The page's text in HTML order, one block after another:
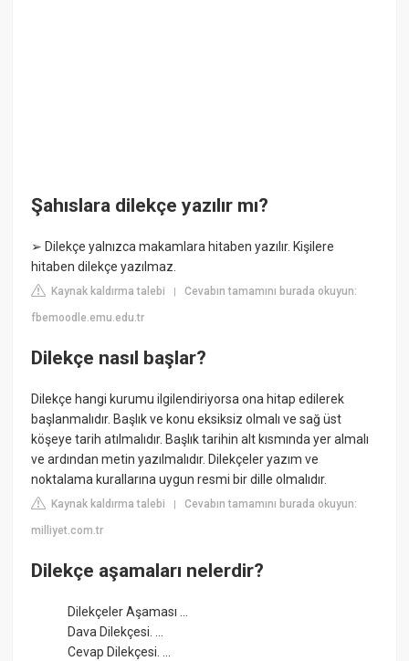
Şahıslara dilekçe yazılır mı?
➢ Dilekçe yalnızca makamlara hitaben yazılır. Kişilere
hitaben dilekçe yazılmaz.
Kaynak kaldırma talebi |Cevabın tamamını burada okuyun:
fbemoodle.emu.edu.tr
Dilekçe nasıl başlar?
Dilekçe hangi kurumu ilgilendiriyorsa ona hitap edilerek
başlanmalıdır. Başlık ve konu eksiksiz olmalı ve sağ üst
köşeye tarih atılmalıdır. Başlık tarihin alt kısmında yer almalı
ve ardından metin yazılmalıdır. Dilekçeler yazım ve
noktalama kurallarına uygun resmi bir dille olmalıdır.
Kaynak kaldırma talebi |Cevabın tamamını burada okuyun:
milliyet.com.tr
Dilekçe aşamaları nelerdir?
Dilekçeler Aşaması ...
Dava Dilekçesi. ...
Cevap Dilekçesi. ...